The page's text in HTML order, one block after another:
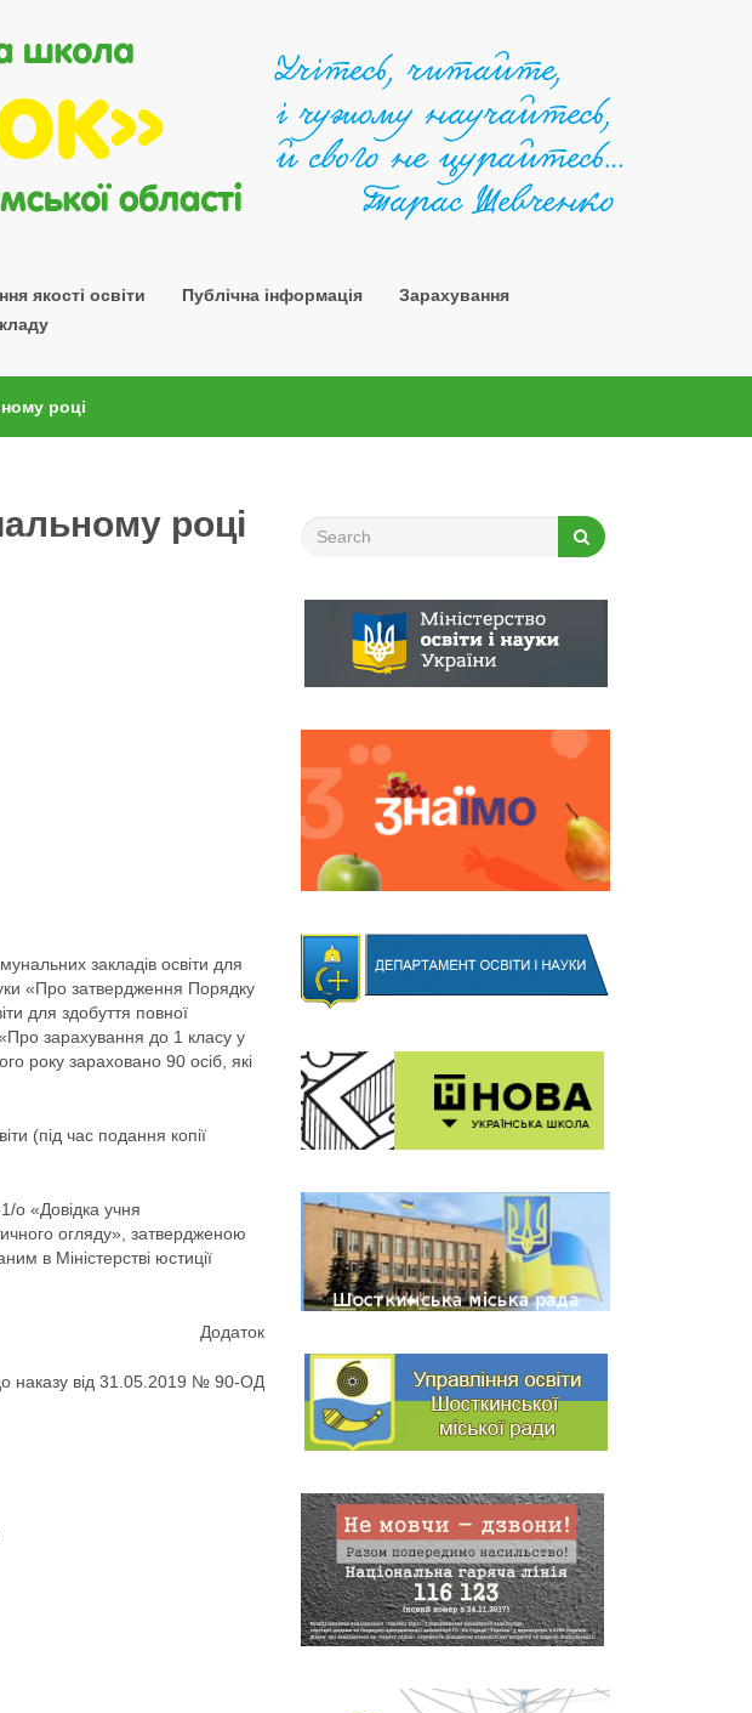
якості освіти Публічна інформація
Зарахування
році
році
закладів освіти для
«Про затвердження Порядку
для здобуття повної
зарахування до 1 класу у
року зараховано 90 осіб, які
(під час подання копії
о «Довідка учня
огляду», затвердженою
в Міністерстві юстиції
Додаток
наказу від 31.05.2019 № 90-ОД